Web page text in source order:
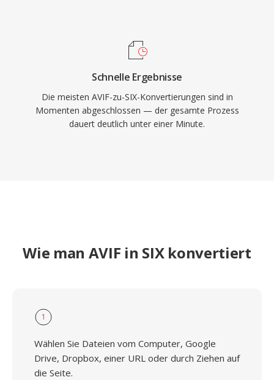
Schnelle Ergebnisse
Die meisten AVIF-zu-SIX-Konvertierungen sind in
Momenten abgeschlossen — der gesamte Prozess
dauert deutlich unter einer Minute.
Wie man AVIF in SIX konvertiert
1
Wählen Sie Dateien vom Computer, Google
Drive, Dropbox, einer URL oder durch Ziehen auf
die Seite.